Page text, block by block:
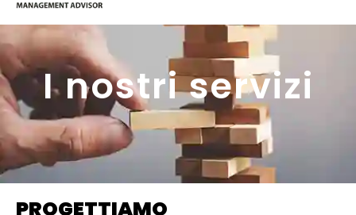
I nostri servizi
PROGETTIAMO